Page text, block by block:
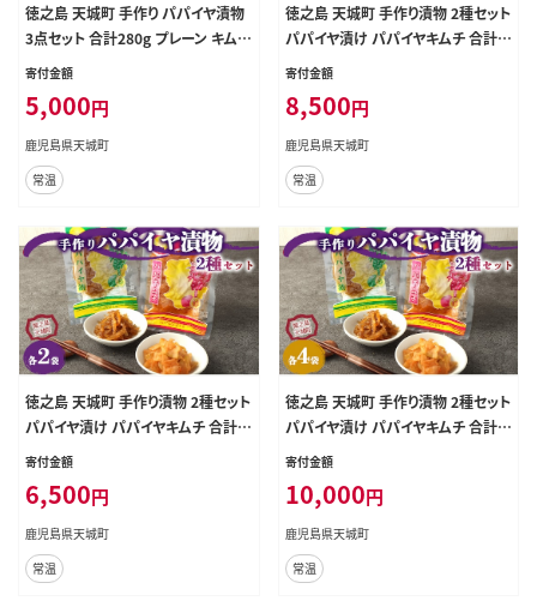
徳之島 天城町 手作り パパイヤ漬物
3点セット 合計280g プレーン キムチ
佃煮 パパイヤ
寄付金額
5,000円
鹿児島県天城町
常温
徳之島 天城町 手作り漬物 2種セット
パパイヤ漬け パパイヤキムチ 合計5
40g 各種3袋入り
寄付金額
8,500円
鹿児島県天城町
常温
徳之島 天城町 手作り漬物 2種セット
パパイヤ漬け パパイヤキムチ 合計3
60g 各種2袋入り
寄付金額
6,500円
鹿児島県天城町
常温
徳之島 天城町 手作り漬物 2種セット
パパイヤ漬け パパイヤキムチ 合計7
20g 各種4袋入り
寄付金額
10,000円
鹿児島県天城町
常温